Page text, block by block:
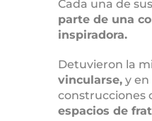
Cada una de
parte de una
inspiradora.
Detuvieron la
vincularse, y
construcciones
espacios de